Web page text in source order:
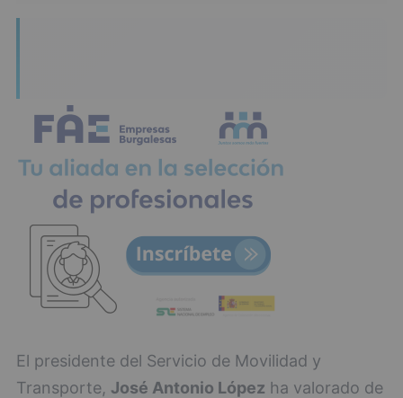
El presidente del Servicio de Movilidad y
Transporte, José Antonio López ha valorado de